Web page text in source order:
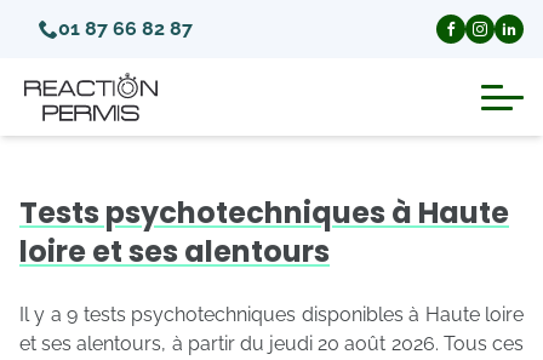
01 87 66 82 87
Invalidation du permis de conduire
Annulation du permis de conduire
Tests psychotechniques à Haute
loire et ses alentours
Il y a 9 tests psychotechniques disponibles à Haute loire
et ses alentours, à partir du jeudi 20 août 2026. Tous ces